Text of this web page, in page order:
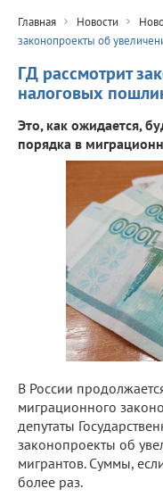
Главная Новости
законопроекты об
ГД рассмотрит
налоговых
Это, как ожидается,
порядка в
В России
миграционного
депутаты
законопроекты об
мигрантов. Суммы,
более раз.